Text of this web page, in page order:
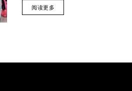
阅读更多